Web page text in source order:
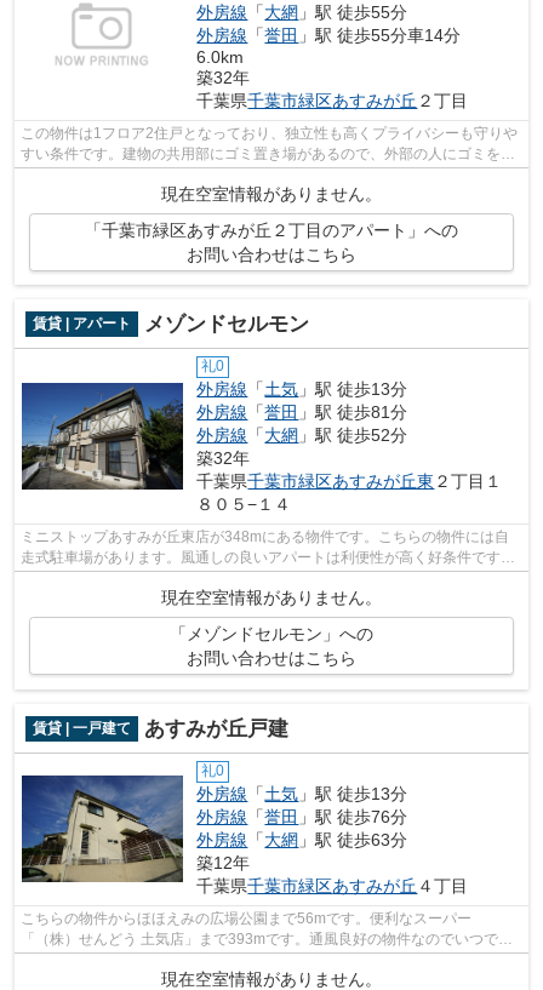
外房線 「大網 」駅 徒歩55分
外房線 「誉田 」駅 徒歩55分車14分
6.0km
築32年
千葉県千葉市緑区あすみが丘 ２丁目
この物件は1フロア2住戸となっており、独立性も高くプライバシーも守りや
すい条件です。建物の共用部にゴミ置き場があるので、外部の人にゴミを見
られるなどのトラブルも減らせます。...
現在空室情報がありません。
「千葉市緑区あすみが丘２丁目のアパート」への
お問い合わせはこちら
賃貸 | アパート メゾンドセルモン
礼0
外房線 「土気 」駅 徒歩13分
外房線 「誉田 」駅 徒歩81分
外房線 「大網 」駅 徒歩52分
築32年
千葉県千葉市緑区あすみが丘東 ２丁目１
８０５−１４
ミニストップあすみが丘東店が348mにある物件です。こちらの物件には自
走式駐車場があります。風通しの良いアパートは利便性が高く好条件です。
現在空室情報がありません。
「メゾンドセルモン」への
お問い合わせはこちら
賃貸 | 一戸建て あすみが丘戸建
礼0
外房線 「土気 」駅 徒歩13分
外房線 「誉田 」駅 徒歩76分
外房線 「大網 」駅 徒歩63分
築12年
千葉県千葉市緑区あすみが丘 ４丁目
こちらの物件からほほえみの広場公園まで56mです。便利なスーパー
「（株）せんどう 土気店」まで393mです。通風良好の物件なのでいつでも
新鮮な空気を味わえます。広々とした間取りが...
現在空室情報がありません。